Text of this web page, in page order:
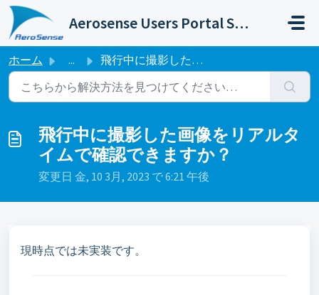
メインコンテンツに移動
Aerosense Users Portal Site
ホーム ... 飛行中に撮影した画像をリアルタイムで確認できますか？
飛行中に撮影した画像をリアルタ
イムで確認できますか？
変更日 金, 10 3月, 2023 で 6:21 午後
現時点では未実装です。